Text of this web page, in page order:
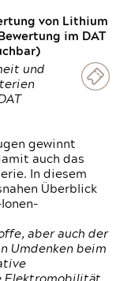
von Lithium
im DAT
und
gewinnt
auch das
In diesem
Überblick
aber auch der
Umdenken beim